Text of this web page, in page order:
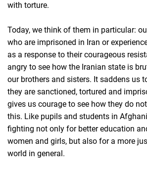
with torture.
Today, we think of them in particular:
who are imprisoned in Iran or
as a response to their courageous
angry to see how the Iranian state is
our brothers and sisters. It saddens us
they are sanctioned, tortured and
gives us courage to see how they do
this. Like pupils and students in
fighting not only for better education
women and girls, but also for a more
world in general.